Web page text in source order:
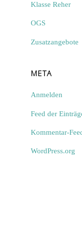
Klasse Reher
OGS
Zusatzangebote
META
Anmelden
Feed der
Kommentar-
WordPress.org